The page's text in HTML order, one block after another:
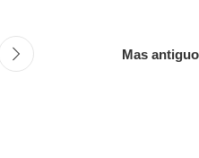
Mas antiguo